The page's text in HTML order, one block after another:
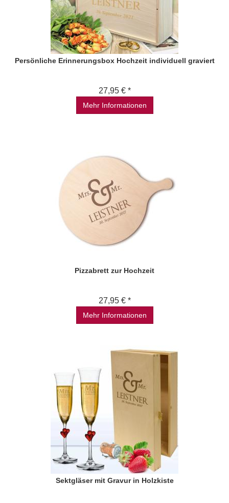
Persönliche Erinnerungsbox Hochzeit individuell graviert
27,95 € *
Mehr Informationen
Pizzabrett zur Hochzeit
27,95 € *
Mehr Informationen
Sektgläser mit Gravur in Holzkiste